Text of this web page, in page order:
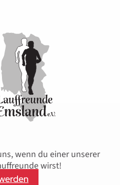
wenn du einer unserer
wirst!